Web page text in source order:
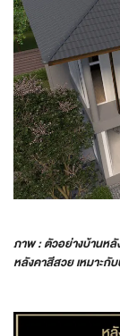
ภาพ : ตัวอย่างบ้านหลั
หลังคาสีสวย เหมาะกั